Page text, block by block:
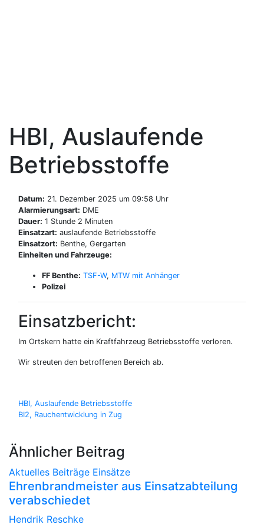
HBI, Auslaufende
Betriebsstoffe
Datum: 21. Dezember 2025 um 09:58 Uhr
Alarmierungsart: DME
Dauer: 1 Stunde 2 Minuten
Einsatzart: auslaufende Betriebsstoffe
Einsatzort: Benthe, Gergarten
Einheiten und Fahrzeuge:
FF Benthe: TSF-W, MTW mit Anhänger
Polizei
Einsatzbericht:
Im Ortskern hatte ein Kraftfahrzeug Betriebsstoffe verloren.
Wir streuten den betroffenen Bereich ab.
Beitragsnavigation
HBI, Auslaufende Betriebsstoffe
BI2, Rauchentwicklung in Zug
Ähnlicher Beitrag
Aktuelles Beiträge Einsätze
Ehrenbrandmeister aus Einsatzabteilung
verabschiedet
Hendrik Reschke